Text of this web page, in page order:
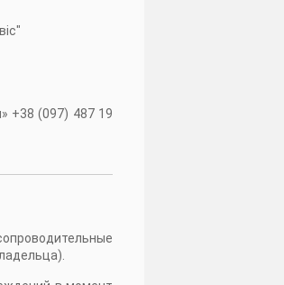
+38 (097) 487 19